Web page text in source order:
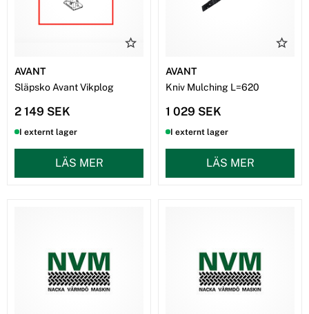
AVANT
Släpsko Avant Vikplog
2 149 SEK
I externt lager
LÄS MER
AVANT
Kniv Mulching L=620
1 029 SEK
I externt lager
LÄS MER